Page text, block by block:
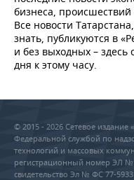
бизнеса, происшествий
Все новости
знать, публикуются в
и без выходных – здесь
дня к этому часу.
© 2015 - 2026 Сетевое издание
Федеральной службой по
технологий и массовых
регистрационный номер ЭЛ №
свидетельство Эл № ФС 77-